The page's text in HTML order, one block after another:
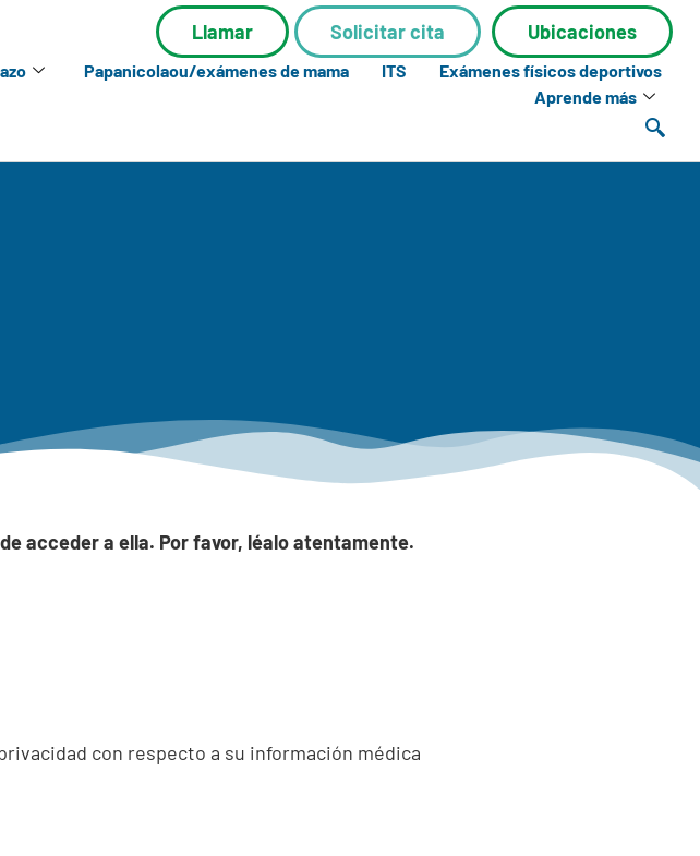
Llamar Solicitar cita Ubicaciones
Papanicolaou/exámenes de mama ITS
Exámenes físicos deportivos
Aprende más
acceder a ella. Por favor, léalo atentamente.
con respecto a su información médica